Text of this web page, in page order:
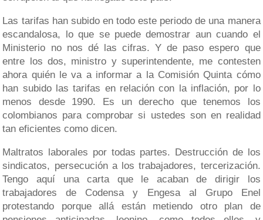
Las tarifas han subido en todo este periodo de una manera
escandalosa, lo que se puede demostrar aun cuando el
Ministerio no nos dé las cifras. Y de paso espero que
entre los dos, ministro y superintendente, me contesten
ahora quién le va a informar a la Comisión Quinta cómo
han subido las tarifas en relación con la inflación, por lo
menos desde 1990. Es un derecho que tenemos los
colombianos para comprobar si ustedes son en realidad
tan eficientes como dicen.
Maltratos laborales por todas partes. Destrucción de los
sindicatos, persecución a los trabajadores, tercerización.
Tengo aquí una carta que le acaban de dirigir los
trabajadores de Codensa y Engesa al Grupo Enel
protestando porque allá están metiendo otro plan de